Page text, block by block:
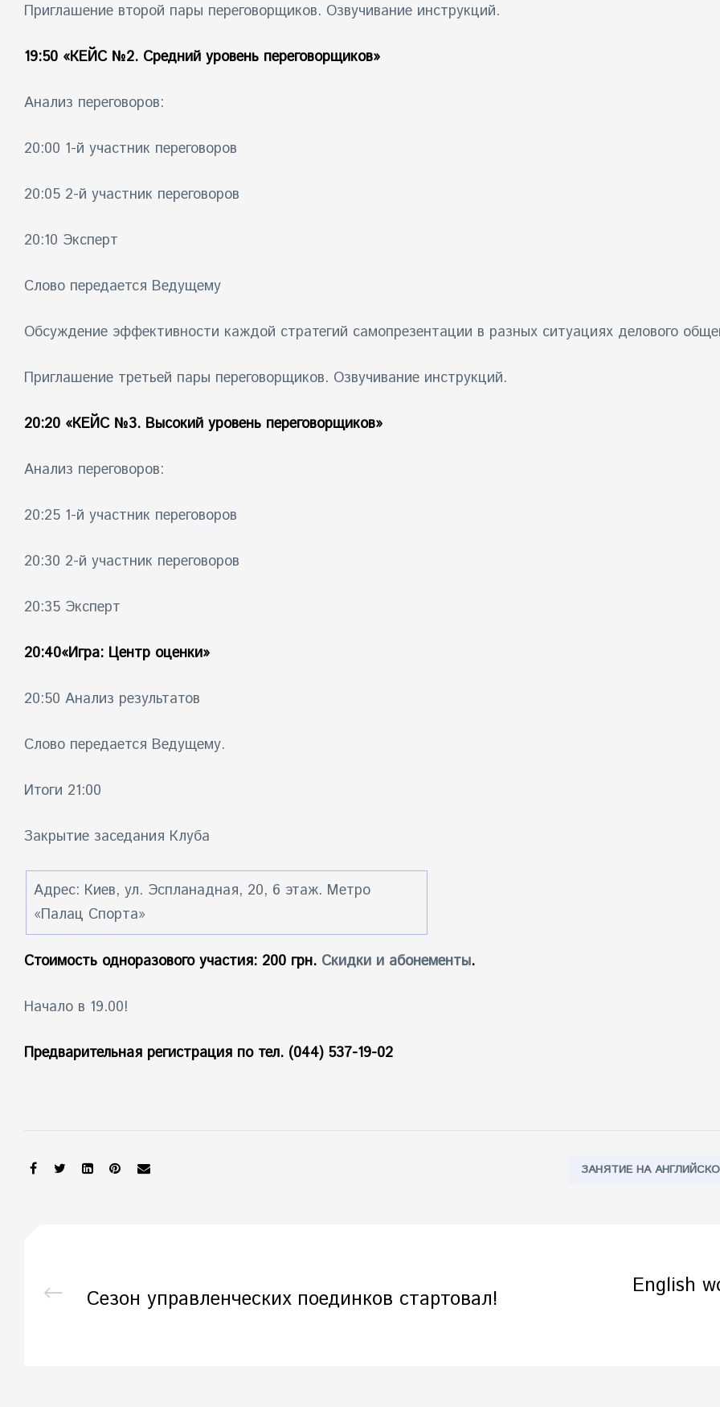
Приглашение второй пары переговорщиков. Озвучивание инструкций.
19:50 «КЕЙС №2. Средний уровень переговорщиков»
Анализ переговоров:
20:00 1-й участник переговоров
20:05 2-й участник переговоров
20:10 Эксперт
Слово передается Ведущему
Обсуждение эффективности каждой стратегий самопрезентации в разных ситуациях делового
Приглашение третьей пары переговорщиков. Озвучивание инструкций.
20:20 «КЕЙС №3. Высокий уровень переговорщиков»
Анализ переговоров:
20:25 1-й участник переговоров
20:30 2-й участник переговоров
20:35 Эксперт
20:40«Игра: Центр оценки»
20:50 Анализ результатов
Слово передается Ведущему.
Итоги 21:00
Закрытие заседания Клуба
Адрес: Киев, ул. Эспланадная, 20, 6 этаж. Метро
«Палац Спорта»
Стоимость одноразового участия: 200 грн. Скидки и абонементы.
Начало в 19.00!
Предварительная регистрация по тел. (044) 537-19-02
SHARE: Tags:
ЗАНЯТИЕ НА
Сезон управленческих поединков стартовал! English